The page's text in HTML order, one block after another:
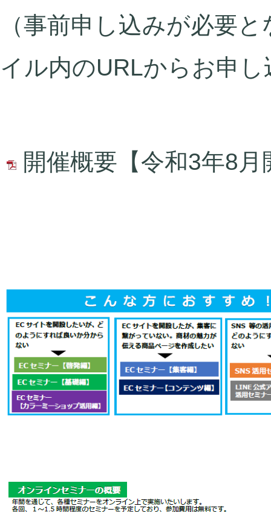
（事前申し込みが必要
イル内のURLからお申
開催概要【令和3年8